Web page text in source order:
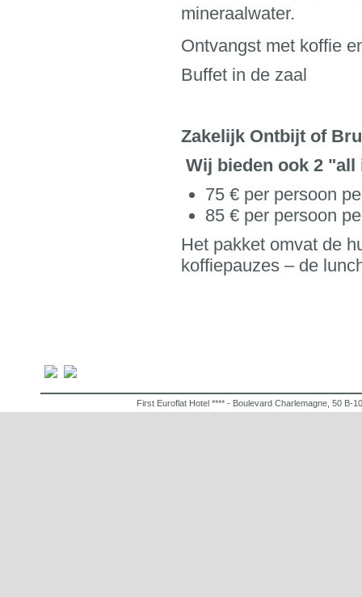
mineraalwater.
Ontvangst met koffie
Buffet in de zaal
Zakelijk Ontbijt of
Wij bieden ook 2
75 € per persoon
85 € per persoon
Het pakket omvat de
koffiepauzes – de
First Euroflat Hotel **** - Boulevard Charlemagne, 50 B-